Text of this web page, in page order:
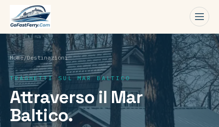
Home/Destinazioni
TRAGHETTI SUL MAR BALTICO
Attraverso il Mar
Baltico.